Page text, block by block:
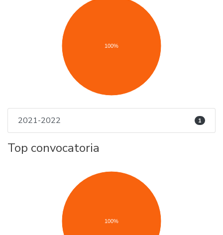
100%
2021-2022 1
Top convocatoria
100%